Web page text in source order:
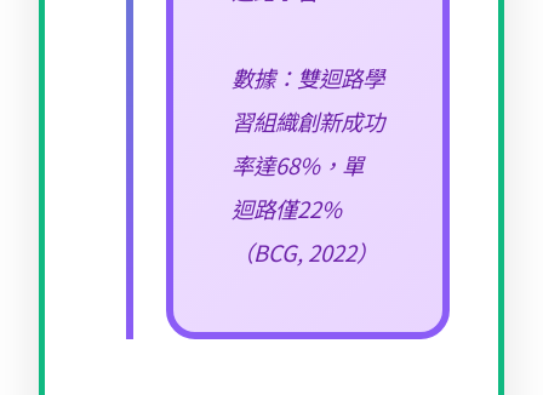
數據：雙迴路學
習組織創新成功
率達68%，單
迴路僅22%
（BCG, 2022）